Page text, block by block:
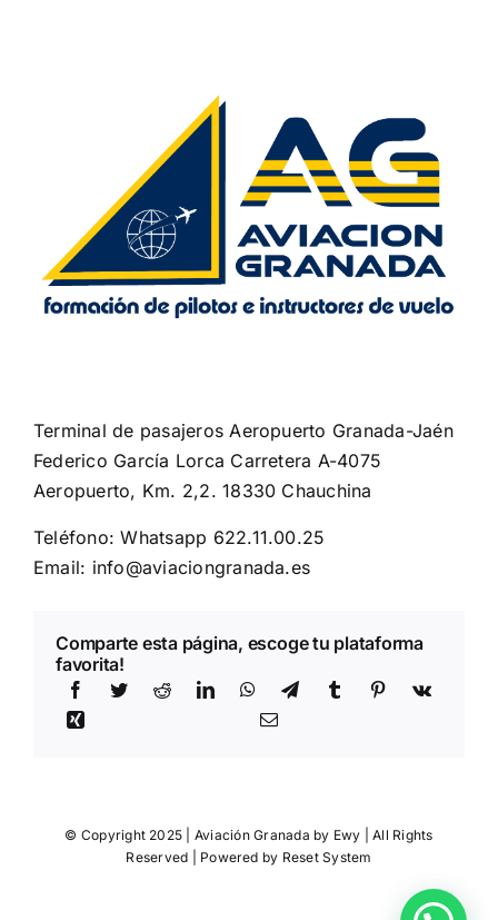
Terminal de pasajeros Aeropuerto Granada-Jaén
Federico García Lorca Carretera A-4075
Aeropuerto, Km. 2,2. 18330 Chauchina
Teléfono:Whatsapp 622.11.00.25
Email: info@aviaciongranada.es
Comparte esta página, escoge tu plataforma
favorita!
© Copyright 2025 | Aviación Granada by Ewy | All Rights
Reserved | Powered by Reset System